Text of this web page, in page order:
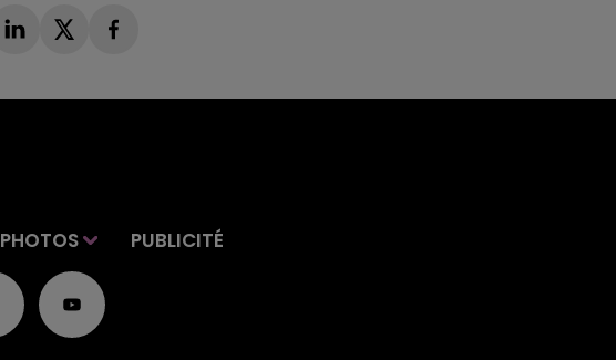
PHOTOS PUBLICITÉ